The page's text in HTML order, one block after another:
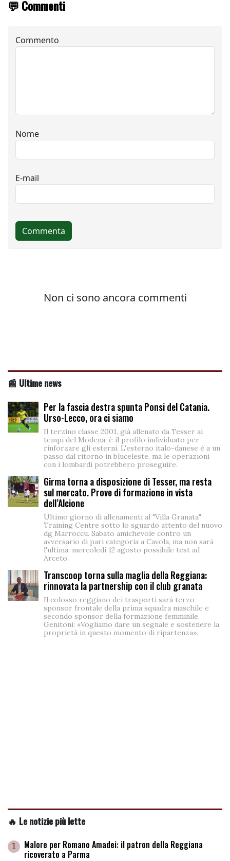
💬 Commenti
📰 Ultime news
Per la fascia destra spunta Ponsi del Catania.
Urso-Lecco, ora ci siamo
Il terzino classe 2001, già allenato da Tesser ai
tempi del Modena, è il profilo individuato per
rinforzare gli esterni. L'esterno italo-danese è a un
passo dal ritorno in bluceleste, ma le operazioni
con i lombardi potrebbero proseguire.
Girma torna a disposizione di Tesser, ma resta
sul mercato. Prove di formazione in vista
dell’Alcione
Ultimo giorno di allenamenti al "Villa Granata"
Training Centre sotto lo sguardo attento del nuovo
dg Marroccu. Sabato amichevole contro un
avversario di pari categoria a Cavola, ma non sarà
l'ultima: mercoledì 12 agosto possibile test ad
Arceto.
Transcoop torna sulla maglia della Reggiana:
rinnovata la partnership con il club granata
Il colosso reggiano dei trasporti sarà terzo
sponsor frontale della prima squadra maschile e
secondo sponsor della formazione femminile.
Genitoni: «Vogliamo dare un segnale e sostenere la
proprietà in questo momento di ripartenza».
🔥 Le notizie più lette
1 Malore per Romano Amadei: il patron della Reggiana
ricoverato a Parma